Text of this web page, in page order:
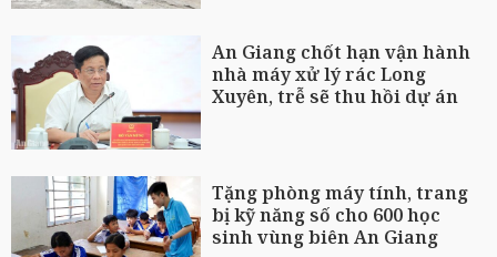
An Giang chốt hạn vận hành
nhà máy xử lý rác Long
Xuyên, trễ sẽ thu hồi dự án
Tặng phòng máy tính, trang
bị kỹ năng số cho 600 học
sinh vùng biên An Giang